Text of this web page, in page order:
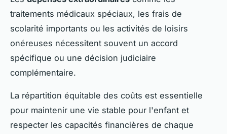
traitements médicaux spéciaux, les frais de
scolarité importants ou les activités de loisirs
onéreuses nécessitent souvent un accord
spécifique ou une décision judiciaire
complémentaire.
La répartition équitable des coûts est essentielle
pour maintenir une vie stable pour l'enfant et
respecter les capacités financières de chaque